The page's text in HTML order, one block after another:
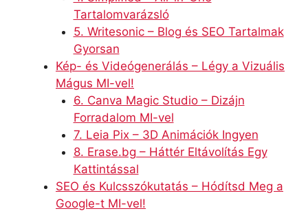
Tartalomvarázsló
5. Writesonic – Blog és SEO Tartalmak
Gyorsan
Kép- és Videógenerálás – Légy a Vizuális
Mágus MI-vel!
6. Canva Magic Studio – Dizájn
Forradalom MI-vel
7. Leia Pix – 3D Animációk Ingyen
8. Erase.bg – Háttér Eltávolítás Egy
Kattintással
SEO és Kulcsszókutatás – Hódítsd Meg a
Google-t MI-vel!